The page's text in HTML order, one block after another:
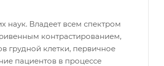
наук. Владеет всем спектром
контрастированием,
грудной клетки, первичное
пациентов в процессе